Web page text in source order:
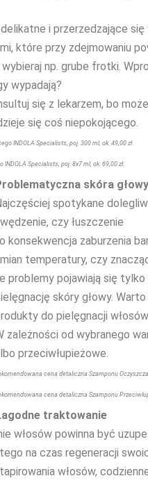
i przerzedzające
które przy zdejmowaniu
np. grube frotki.
wypadają?
się z lekarzem, bo
się coś niepokojącego.
INDOLA Specialists, poj. 300 ml, ok. 49,00 zł.
Specialists, poj. 8x7 ml, ok. 69,00 zł.
skóra głowy
spotykane
czy łuszczenie
konsekwencja zaburzenia
temperatury, czy
problemy pojawiają się
skóry głowy.
do pielęgnacji
zależności od wybranego
przeciwłupieżowe.
cena detaliczna Szamponu
cena detaliczna Szamponu
traktowanie
włosów powinna być
na czas regeneracji
włosów,